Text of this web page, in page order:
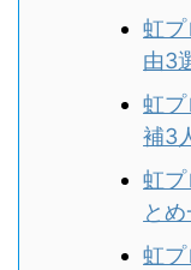
虹
由3
虹
補3
虹プ
とめ
虹